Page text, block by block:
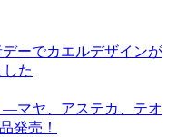
ーでカエルデザインが
た
マヤ、アステカ、テオ
発売！